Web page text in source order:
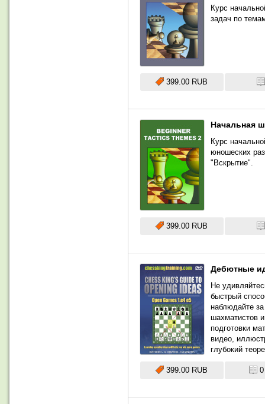
Курс
задач по
399.00 RUB
Начальная
Курс
юношеских
"Вскрытие".
399.00 RUB
Дебютные
Не
быстрый
наблюдайте
шахматистов
подготовки
видео,
глубокий
399.00 RUB